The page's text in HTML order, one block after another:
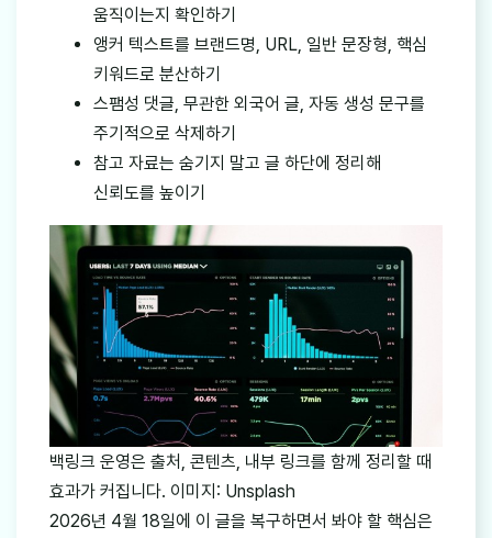
움직이는지 확인하기
앵커 텍스트를 브랜드명, URL, 일반 문장형, 핵심
키워드로 분산하기
스팸성 댓글, 무관한 외국어 글, 자동 생성 문구를
주기적으로 삭제하기
참고 자료는 숨기지 말고 글 하단에 정리해
신뢰도를 높이기
백링크 운영은 출처, 콘텐츠, 내부 링크를 함께 정리할 때
효과가 커집니다. 이미지: Unsplash
2026년 4월 18일에 이 글을 복구하면서 봐야 할 핵심은